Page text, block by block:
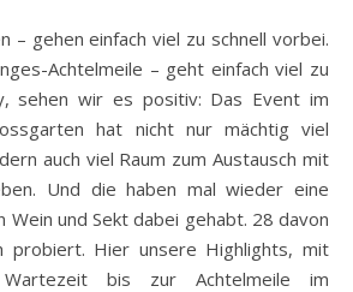
Achtelmeile – geht einfach viel zu
sehen wir es positiv: Das Event im
hat nicht nur mächtig viel
auch viel Raum zum Austausch mit
Und die haben mal wieder eine
Wein und Sekt dabei gehabt. 28 davon
probiert. Hier unsere Highlights, mit
bis zur Achtelmeile im